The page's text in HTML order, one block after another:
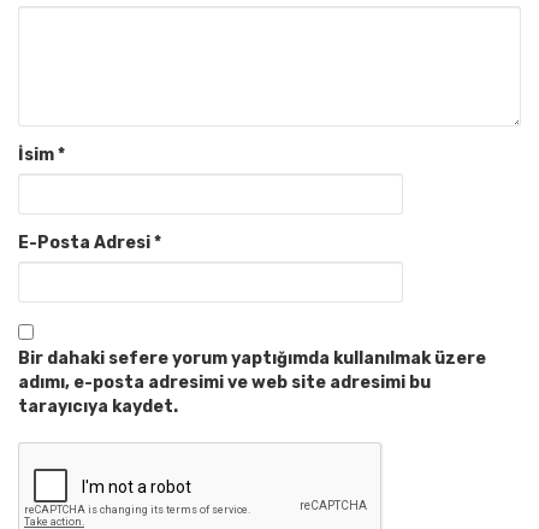
İsim*
E-Posta Adresi*
Bir dahaki sefere yorum yaptığımda kullanılmak üzere
adımı, e-posta adresimi ve web site adresimi bu
tarayıcıya kaydet.